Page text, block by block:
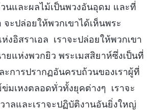
นและผลไม้เป็นพวงอันอุดม และที่
ะปล่อยให้พวกเขาได้เห็นพระ
งอิสราเอล เราจะปล่อยให้พวกเขา
ายแห่งพวกยิว พระเมสสิยาห์ซึ่งเป็นที่
การปรากฏอันครบถ้วนของเราผู้ที่
มเหงตลอดทั่วทั้งยุคต่างๆ เราจะ
าลและเราจะปฏิบัติงานอันยิ่งใหญ่